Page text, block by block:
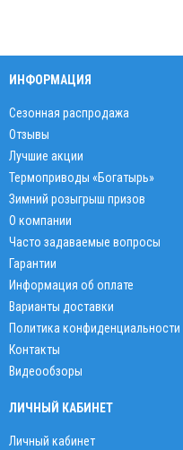
ИНФОРМАЦИЯ
Сезонная распродажа
Отзывы
Лучшие акции
Термоприводы «Богатырь»
Зимний розыгрыш призов
О компании
Часто задаваемые вопросы
Гарантии
Информация об оплате
Варианты доставки
Политика конфиденциальности
Контакты
Видеообзоры
ЛИЧНЫЙ КАБИНЕТ
Личный кабинет